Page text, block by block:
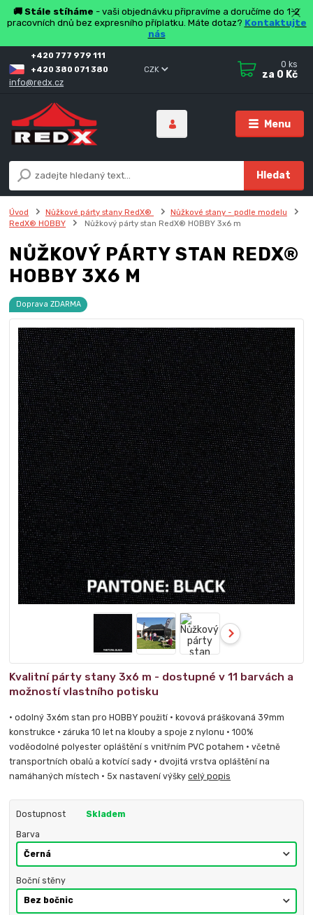
🚚 Stále stíháme - vaši objednávku připravíme a doručíme do 1-2
pracovních dnů bez expresního příplatku. Máte dotaz? Kontaktujte
nás
Menu
CZK
Hledat
+420 777 979 111
+420 380 071 380
info@redx.cz
0 ks
za 0 Kč
Úvod Nůžkové párty stany RedX®
Nůžkové stany - podle modelu
RedX® HOBBY
Nůžkový párty stan RedX® HOBBY 3x6 m
NŮŽKOVÝ PÁRTY STAN REDX®
HOBBY 3X6 M
Doprava ZDARMA
Kvalitní párty stany 3x6 m - dostupné v 11 barvách a
možností vlastního potisku
• odolný 3x6m stan pro HOBBY použití • kovová práškovaná 39mm
konstrukce • záruka 10 let na klouby a spoje z nylonu • 100%
voděodolné polyester opláštění s vnitřním PVC potahem • včetně
transportních obalů a kotvící sady • dvojitá vrstva opláštění na
namáhaných místech • 5x nastavení výškycelý popis
Dostupnost Skladem
Barva
Boční stěny